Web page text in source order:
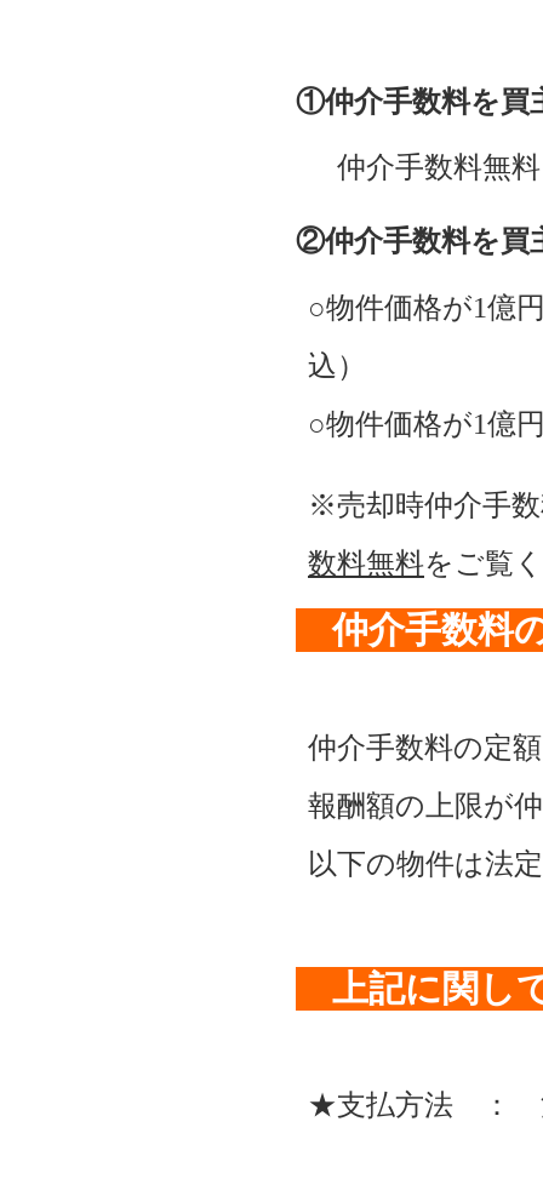
①仲介手数料を買
仲介手数料無料
②仲介手数料を買
○物件価格が1億
込）
○物件価格が1億
※売却時仲介手
数料無料をご覧
仲介手数料
仲介手数料の定
報酬額の上限が
以下の物件は法
上記に関し
★支払方法 ：